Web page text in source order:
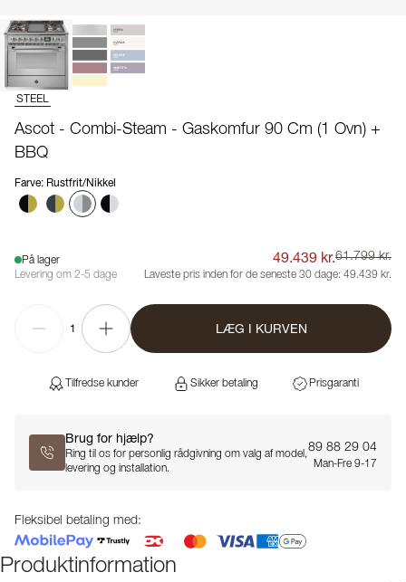
STEEL
Ascot - Combi-Steam - Gaskomfur 90 Cm (1 Ovn) +
BBQ
Farve: Rustfrit/Nikkel
På lager
Levering om 2-5 dage
49.439 kr.61.799 kr.
Laveste pris inden for de seneste 30 dage: 49.439 kr.
1 LÆG I KURVEN
Tilfredse kunder Sikker betaling Prisgaranti
Brug for hjælp?
Ring til os for personlig rådgivning om valg af model,
levering og installation.
89 88 29 04
Man-Fre 9-17
Fleksibel betaling med:
Produktinformation